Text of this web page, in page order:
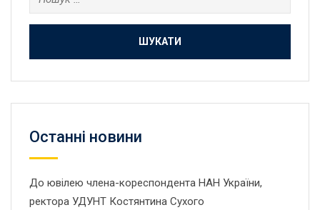
Останнi новини
До ювілею члена-кореспондента НАН України,
ректора УДУНТ Костянтина Сухого